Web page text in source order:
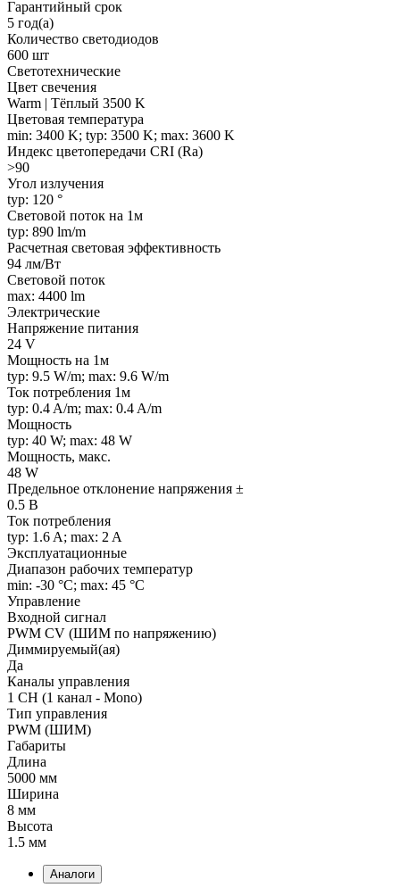
Гарантийный срок
5 год(а)
Количество светодиодов
600 шт
Светотехнические
Цвет свечения
Warm | Тёплый 3500 K
Цветовая температура
min: 3400 K; typ: 3500 K; max: 3600 K
Индекс цветопередачи CRI (Ra)
>90
Угол излучения
typ: 120 °
Световой поток на 1м
typ: 890 lm/m
Расчетная световая эффективность
94 лм/Вт
Световой поток
max: 4400 lm
Электрические
Напряжение питания
24 V
Мощность на 1м
typ: 9.5 W/m; max: 9.6 W/m
Ток потребления 1м
typ: 0.4 A/m; max: 0.4 A/m
Мощность
typ: 40 W; max: 48 W
Мощность, макс.
48 W
Предельное отклонение напряжения ±
0.5 В
Ток потребления
typ: 1.6 A; max: 2 A
Эксплуатационные
Диапазон рабочих температур
min: -30 °C; max: 45 °C
Управление
Входной сигнал
PWM СV (ШИМ по напряжению)
Диммируемый(ая)
Да
Каналы управления
1 CH (1 канал - Mono)
Тип управления
PWM (ШИМ)
Габариты
Длина
5000 мм
Ширина
8 мм
Высота
1.5 мм
Аналоги